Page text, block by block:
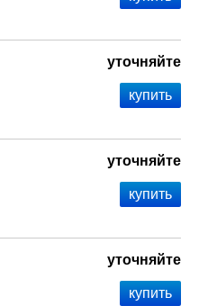
уточняйте
уточняйте
уточняйте